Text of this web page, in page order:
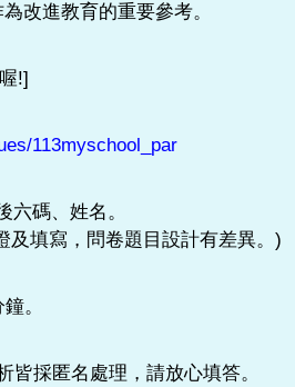
改進教育的重要參考。
!]
113myschool_par
六碼、姓名。
及填寫，問卷題目設計有差異。)
。
採匿名處理，請放心填答。